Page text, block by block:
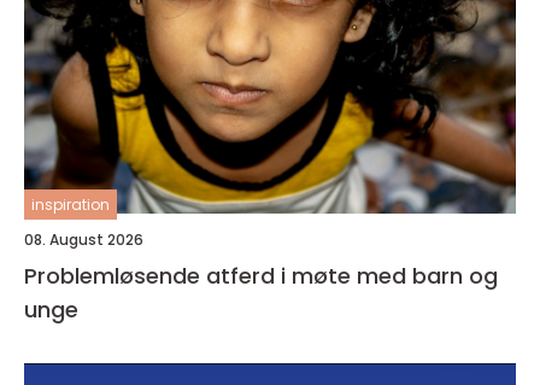
inspiration
08. August 2026
Problemløsende atferd i møte med barn og
unge